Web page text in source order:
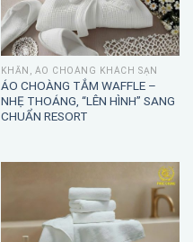
KHĂN, ÁO CHOÀNG KHÁCH SẠN
ÁO CHOÀNG TẮM WAFFLE –
NHẸ THOÁNG, “LÊN HÌNH” SANG
CHUẨN RESORT